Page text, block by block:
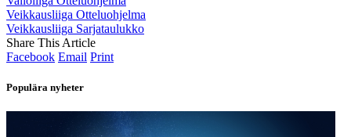
Veikkausliiga Otteluohjelma
Veikkausliiga Sarjataulukko
Share This Article
Facebook Email Print
Populära nyheter